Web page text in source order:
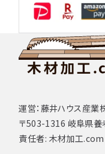
運営：藤井ハウス産業
〒503-1316 岐阜県
責任者: 木材加工